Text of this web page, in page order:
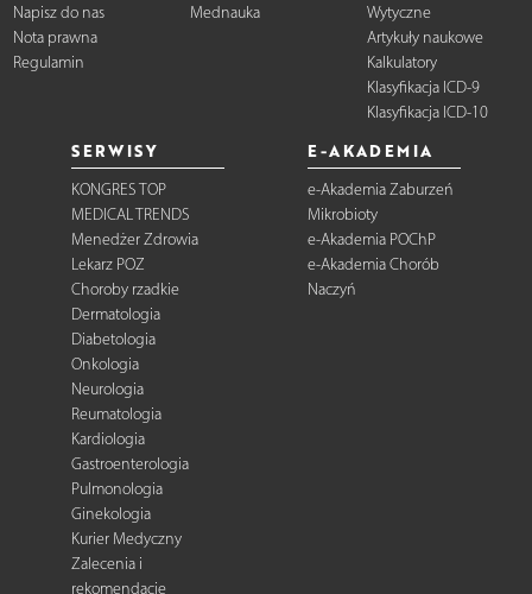
Napisz do nas
Nota prawna
Regulamin
Mednauka
Wytyczne
Artykuły naukowe
Kalkulatory
Klasyfikacja ICD-9
Klasyfikacja ICD-10
SERWISY
KONGRES TOP
MEDICAL TRENDS
Menedżer Zdrowia
Lekarz POZ
Choroby rzadkie
Dermatologia
Diabetologia
Onkologia
Neurologia
Reumatologia
Kardiologia
Gastroenterologia
Pulmonologia
Ginekologia
Kurier Medyczny
Zalecenia i
rekomendacje
E-AKADEMIA
e-Akademia Zaburzeń
Mikrobioty
e-Akademia POChP
e-Akademia Chorób
Naczyń